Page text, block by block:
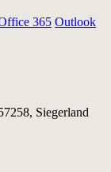
365 Outlook
Siegerland